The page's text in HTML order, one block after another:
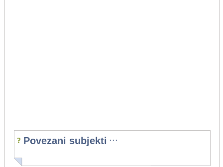
Povezani subjekti ...